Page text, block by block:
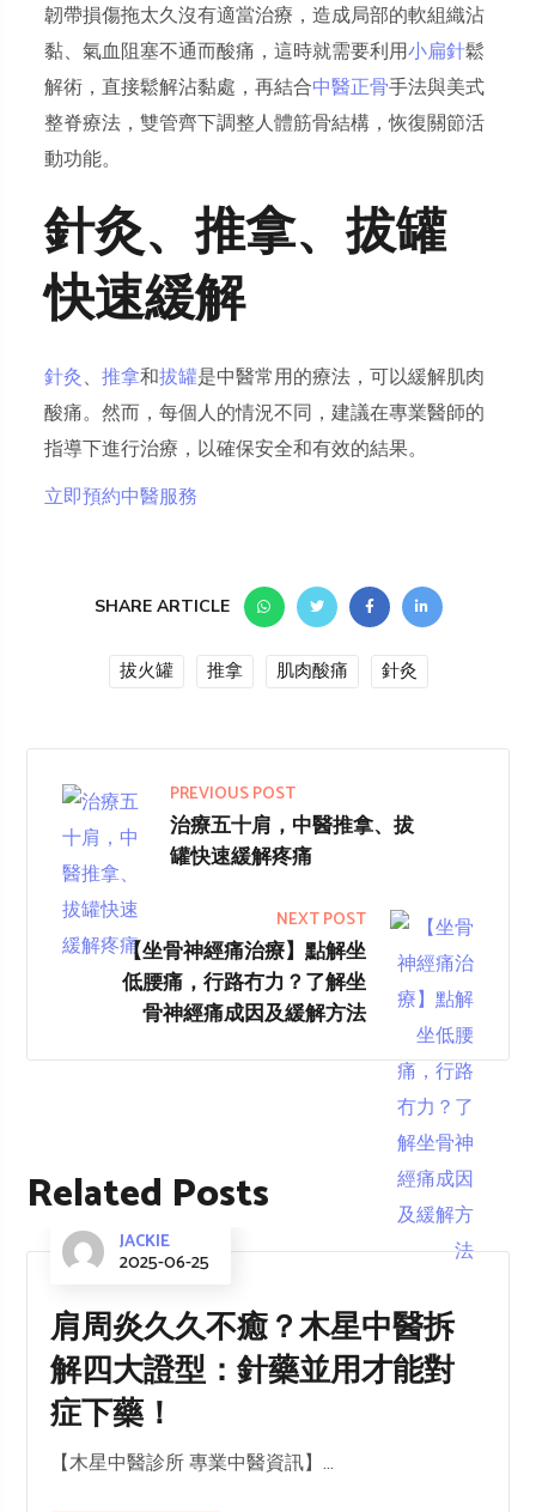
韌帶損傷拖太久沒有適當治療，造成局部的軟組織沾
黏、氣血阻塞不通而酸痛，這時就需要利用小扁針鬆
解術，直接鬆解沾黏處，再結合中醫正骨手法與美式
整脊療法，雙管齊下調整人體筋骨結構，恢復關節活
動功能。
針灸、推拿、拔罐
快速緩解
針灸、推拿和拔罐是中醫常用的療法，可以緩解肌肉
酸痛。然而，每個人的情況不同，建議在專業醫師的
指導下進行治療，以確保安全和有效的結果。
立即預約中醫服務
SHARE ARTICLE
拔火罐 推拿 肌肉酸痛 針灸
PREVIOUS POST
治療五十肩，中醫推拿、拔
罐快速緩解疼痛
NEXT POST
【坐骨神經痛治療】點解坐
低腰痛，行路冇力？了解坐
骨神經痛成因及緩解方法
Related Posts
JACKIE
2025-06-25
肩周炎久久不癒？木星中醫拆
解四大證型：針藥並用才能對
症下藥！
【木星中醫診所 專業中醫資訊】...